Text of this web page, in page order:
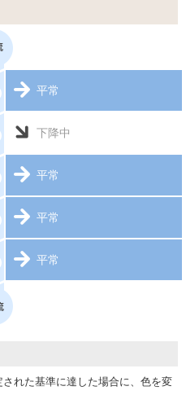
平常
下降中
平常
平常
平常
れた基準に達した場合に、色を変